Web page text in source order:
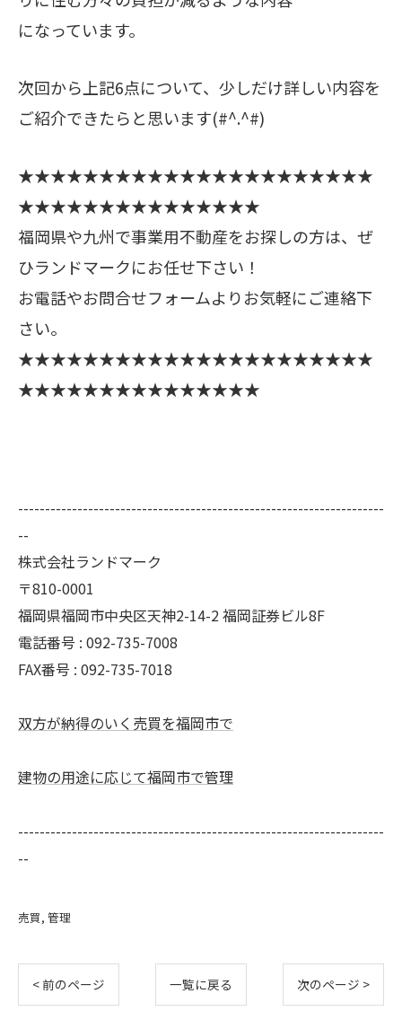
になっています。
次回から上記6点について、少しだけ詳しい内容を
ご紹介できたらと思います(#^.^#)
★★★★★★★★★★★★★★★★★★★★★★
★★★★★★★★★★★★★★★
福岡県や九州で事業用不動産をお探しの方は、ぜ
ひランドマークにお任せ下さい！
お電話やお問合せフォームよりお気軽にご連絡下
さい。
★★★★★★★★★★★★★★★★★★★★★★
★★★★★★★★★★★★★★★
--------------------------------------------------------------------
--
株式会社ランドマーク
〒810-0001
福岡県福岡市中央区天神2-14-2 福岡証券ビル8F
電話番号 : 092-735-7008
FAX番号 : 092-735-7018
双方が納得のいく売買を福岡市で
建物の用途に応じて福岡市で管理
--------------------------------------------------------------------
--
売買 管理
< 前のページ 一覧に戻る 次のページ >